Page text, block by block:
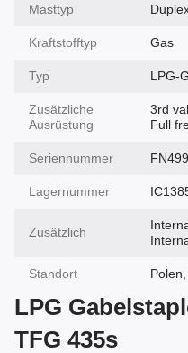
Masttyp
Kraftstofftyp Gas
Typ LPG-
Zusätzliche
Ausrüstung
3rd
Full
Seriennummer
Lagernummer
Zusätzlich
Standort
LPG
TFG 435s